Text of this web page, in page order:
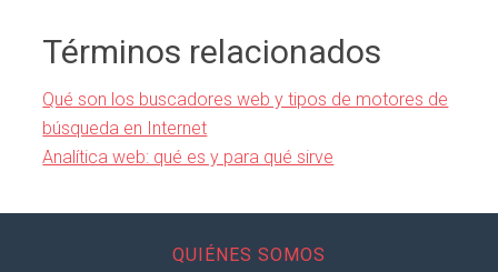
Términos relacionados
Qué son los buscadores web y tipos de motores de
búsqueda en Internet
Analítica web: qué es y para qué sirve
QUIÉNES SOMOS